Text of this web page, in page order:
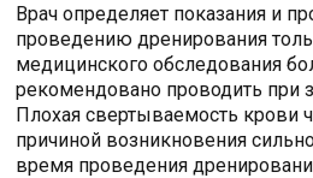
Врач определяет показания и
проведению дренирования
медицинского обследования
рекомендовано проводить при
Плохая свертываемость крови
причиной возникновения
время проведения